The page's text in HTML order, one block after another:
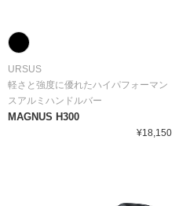
URSUS
軽さと強度に優れたハイパフォーマン
スアルミハンドルバー
MAGNUS H300
¥18,150